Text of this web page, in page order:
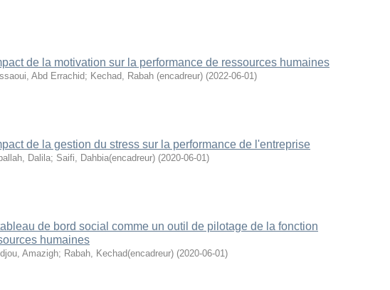
de la motivation sur la performance de ressources humaines
Abd Errachid; Kechad, Rabah (encadreur) (2022-06-01)
de la gestion du stress sur la performance de l'entreprise
Dalila; Saifi, Dahbia(encadreur) (2020-06-01)
de bord social comme un outil de pilotage de la fonction
humaines
Amazigh; Rabah, Kechad(encadreur) (2020-06-01)